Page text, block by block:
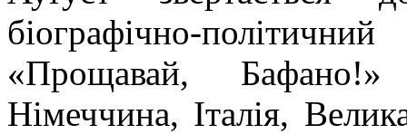
біографічно-
«Прощавай, Бафано!»
Німеччина, Італія,